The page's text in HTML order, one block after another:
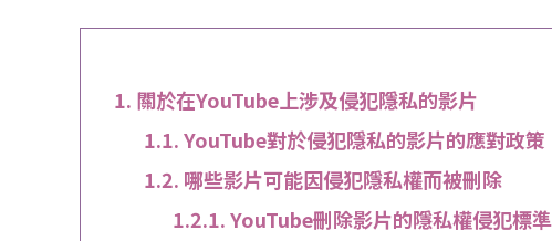
關於在YouTube上涉及侵犯隱私的影片
YouTube對於侵犯隱私的影片的應對政策
哪些影片可能因侵犯隱私權而被刪除
YouTube刪除影片的隱私權侵犯標準